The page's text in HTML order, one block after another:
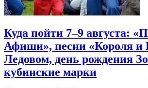
Куда пойти 7–9 августа:
Афиши», песни «Короля и
Ледовом, день рождения
кубинские марки